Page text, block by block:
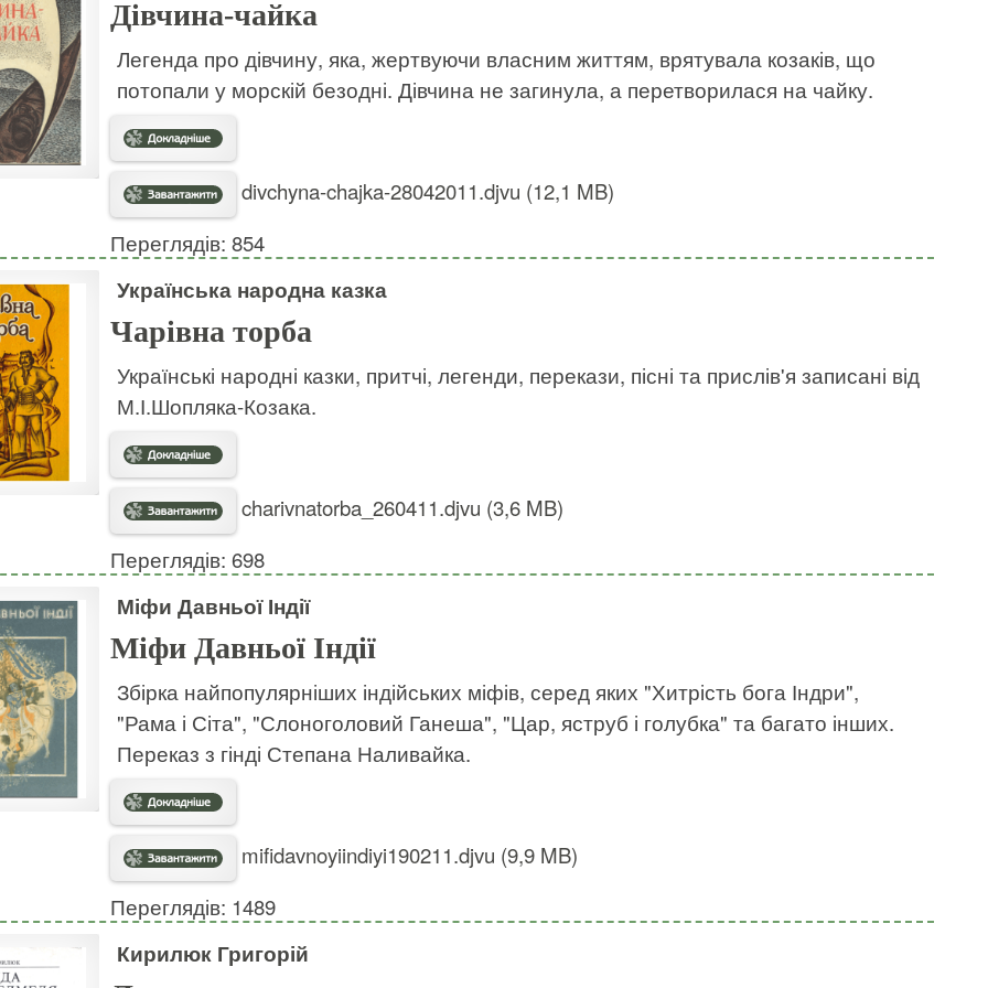
Дівчина-чайка
Легенда про дівчину, яка, жертвуючи власним життям, врятувала козаків, що
потопали у морскій безодні. Дівчина не загинула, а перетворилася на чайку.
divchyna-chajka-28042011.djvu (12,1 MB)
Переглядів: 854
Українська народна казка
Чарівна торба
Українські народні казки, притчі, легенди, перекази, пісні та прислів'я записані від
М.І.Шопляка-Козака.
charivnatorba_260411.djvu (3,6 MB)
Переглядів: 698
Міфи Давньої Індії
Міфи Давньої Індії
Збірка найпопулярніших індійських міфів, серед яких "Хитрість бога Індри",
"Рама і Сіта", "Слоноголовий Ганеша", "Цар, яструб і голубка" та багато інших.
Переказ з гінді Степана Наливайка.
mifidavnoyiindiyi190211.djvu (9,9 MB)
Переглядів: 1489
Кирилюк Григорій